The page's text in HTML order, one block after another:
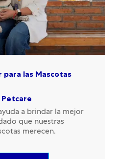
para las Mascotas
Petcare
a brindar la mejor
que nuestras
merecen.